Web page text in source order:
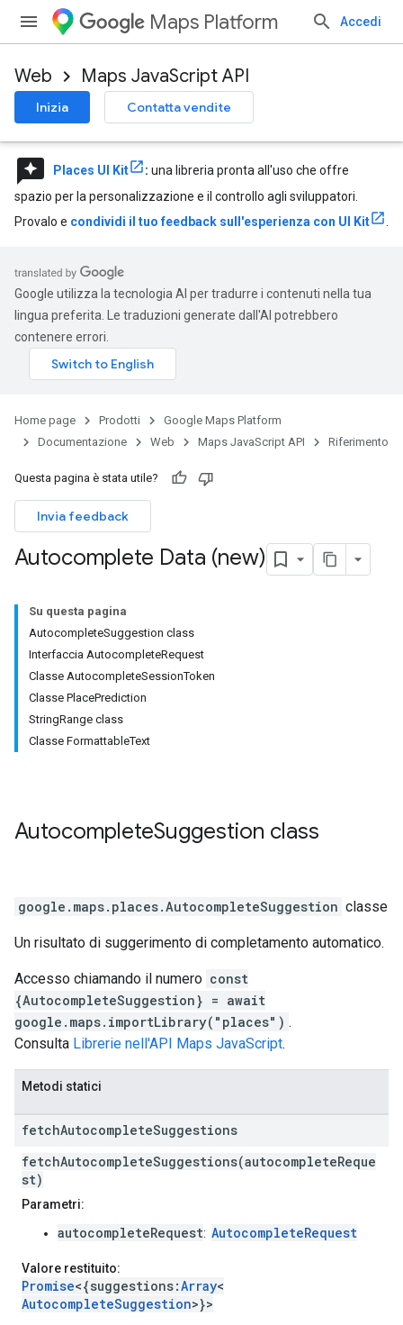
Maps Platform Accedi
Web Maps JavaScript API
Inizia Contatta vendite
reviews Places UI Kit : una libreria pronta all'uso che offre
spazio per la personalizzazione e il controllo agli sviluppatori.
Provalo e condividi il tuo feedback sull'esperienza con UI Kit .
Google utilizza la tecnologia AI per tradurre i contenuti nella tua
lingua preferita. Le traduzioni generate dall'AI potrebbero
contenere errori.
Home page Prodotti
Google Maps Platform
Documentazione
Web Maps JavaScript API Riferimento
Questa pagina è stata utile?
Invia feedback
Autocomplete Data (new)
Su questa pagina
AutocompleteSuggestion class
Interfaccia AutocompleteRequest
Classe AutocompleteSessionToken
Classe PlacePrediction
StringRange class
Classe FormattableText
AutocompleteSuggestion class
google.maps.places.AutocompleteSuggestion classe
Un risultato di suggerimento di completamento automatico.
Accesso chiamando il numero const
{AutocompleteSuggestion} = await
google.maps.importLibrary("places") .
Consulta Librerie nell'API Maps JavaScript.
Metodi statici
fetchAutocompleteSuggestions
fetchAutocompleteSuggestions(autocompleteReque
st)
Parametri:
autocompleteRequest: AutocompleteRequest
Valore restituito:
Promise<{suggestions:Array<
AutocompleteSuggestion>}>